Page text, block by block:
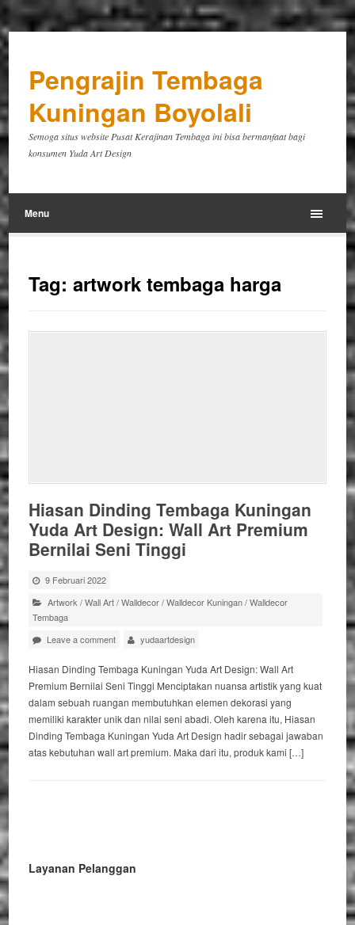
Pengrajin Tembaga
Kuningan Boyolali
Semoga situs website Pusat Kerajinan Tembaga ini bisa bermanfaat bagi
konsumen Yuda Art Design
Menu
Tag:artwork tembaga harga
Hiasan Dinding Tembaga Kuningan
Yuda Art Design: Wall Art Premium
Bernilai Seni Tinggi
9 Februari 2022
Artwork /Wall Art/Walldecor/Walldecor Kuningan/Walldecor
Tembaga
Leave a comment
yudaartdesign
Hiasan Dinding Tembaga Kuningan Yuda Art Design: Wall Art
Premium Bernilai Seni Tinggi Menciptakan nuansa artistik yang kuat
dalam sebuah ruangan membutuhkan elemen dekorasi yang
memiliki karakter unik dan nilai seni abadi. Oleh karena itu, Hiasan
Dinding Tembaga Kuningan Yuda Art Design hadir sebagai jawaban
atas kebutuhan wall art premium. Maka dari itu, produk kami […]
Layanan Pelanggan